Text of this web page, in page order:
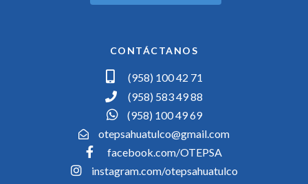
CONTÁCTANOS
(958) 100 42 71
(958) 583 49 88
(958) 100 49 69
otepsahuatulco@gmail.com
facebook.com/OTEPSA
instagram.com/otepsahuatulco